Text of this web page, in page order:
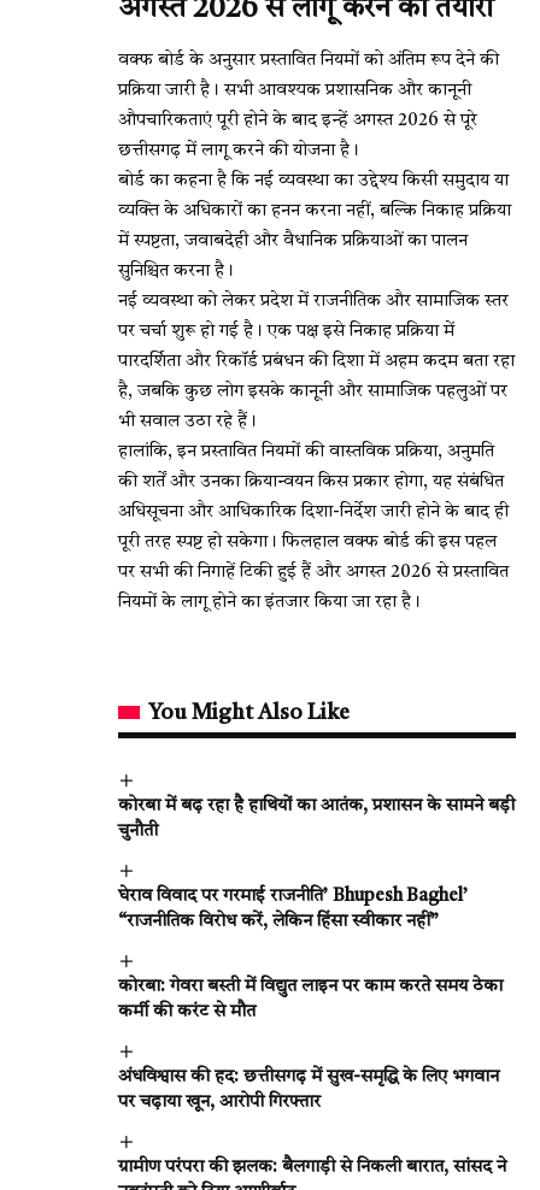
अगस्त 2026 से लागू करने की तैयारी
वक्फ बोर्ड के अनुसार प्रस्तावित नियमों को अंतिम रूप देने की
प्रक्रिया जारी है। सभी आवश्यक प्रशासनिक और कानूनी
औपचारिकताएं पूरी होने के बाद इन्हें अगस्त 2026 से पूरे
छत्तीसगढ़ में लागू करने की योजना है।
बोर्ड का कहना है कि नई व्यवस्था का उद्देश्य किसी समुदाय या
व्यक्ति के अधिकारों का हनन करना नहीं, बल्कि निकाह प्रक्रिया
में स्पष्टता, जवाबदेही और वैधानिक प्रक्रियाओं का पालन
सुनिश्चित करना है।
नई व्यवस्था को लेकर प्रदेश में राजनीतिक और सामाजिक स्तर
पर चर्चा शुरू हो गई है। एक पक्ष इसे निकाह प्रक्रिया में
पारदर्शिता और रिकॉर्ड प्रबंधन की दिशा में अहम कदम बता रहा
है, जबकि कुछ लोग इसके कानूनी और सामाजिक पहलुओं पर
भी सवाल उठा रहे हैं।
हालांकि, इन प्रस्तावित नियमों की वास्तविक प्रक्रिया, अनुमति
की शर्तें और उनका क्रियान्वयन किस प्रकार होगा, यह संबंधित
अधिसूचना और आधिकारिक दिशा-निर्देश जारी होने के बाद ही
पूरी तरह स्पष्ट हो सकेगा। फिलहाल वक्फ बोर्ड की इस पहल
पर सभी की निगाहें टिकी हुई हैं और अगस्त 2026 से प्रस्तावित
नियमों के लागू होने का इंतजार किया जा रहा है।
You Might Also Like
कोरबा में बढ़ रहा है हाथियों का आतंक, प्रशासन के सामने बड़ी
चुनौती
घेराव विवाद पर गरमाई राजनीति’ Bhupesh Baghel’
“राजनीतिक विरोध करें, लेकिन हिंसा स्वीकार नहीं”
कोरबा: गेवरा बस्ती में विद्युत लाइन पर काम करते समय ठेका
कर्मी की करंट से मौत
अंधविश्वास की हद: छत्तीसगढ़ में सुख-समृद्धि के लिए भगवान
पर चढ़ाया खून, आरोपी गिरफ्तार
ग्रामीण परंपरा की झलक: बैलगाड़ी से निकली बारात, सांसद ने